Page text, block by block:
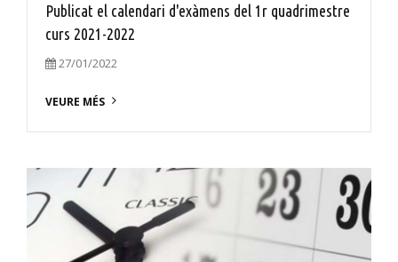
Publicat el calendari d'exàmens del 1r quadrimestre
curs 2021-2022
27/01/2022
VEURE MÉS